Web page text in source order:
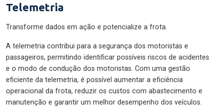
Telemetria
Transforme dados em ação e potencialize a frota.
A telemetria contribui para a segurança dos motoristas e
passageiros, permitindo identificar possíveis riscos de acidentes
e o modo de condução dos motoristas. Com uma gestão
eficiente da telemetria, é possível aumentar a eficiência
operacional da frota, reduzir os custos com abastecimento e
manutenção e garantir um melhor desempenho dos veículos.